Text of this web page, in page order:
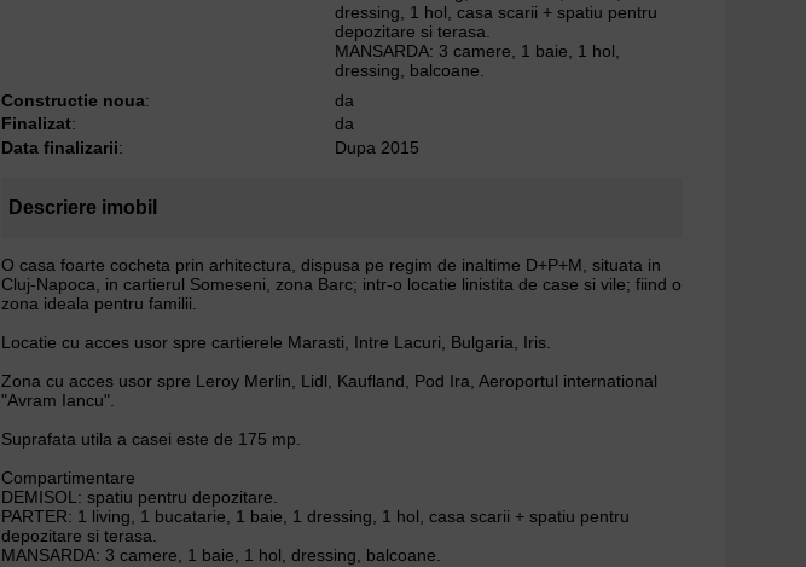
dressing, 1 hol, casa scarii + spatiu pentru
depozitare si terasa.
MANSARDA: 3 camere, 1 baie, 1 hol,
dressing, balcoane.
Constructie noua:
da
Finalizat:
da
Data finalizarii: Dupa 2015
Descriere imobil
O casa foarte cocheta prin arhitectura, dispusa pe regim de inaltime D+P+M, situata in
Cluj-Napoca, in cartierul Someseni, zona Barc; intr-o locatie linistita de case si vile; fiind o
zona ideala pentru familii.
Locatie cu acces usor spre cartierele Marasti, Intre Lacuri, Bulgaria, Iris.
Zona cu acces usor spre Leroy Merlin, Lidl, Kaufland, Pod Ira, Aeroportul international
"Avram Iancu".
Suprafata utila a casei este de 175 mp.
Compartimentare
DEMISOL: spatiu pentru depozitare.
PARTER: 1 living, 1 bucatarie, 1 baie, 1 dressing, 1 hol, casa scarii + spatiu pentru
depozitare si terasa.
MANSARDA: 3 camere, 1 baie, 1 hol, dressing, balcoane.